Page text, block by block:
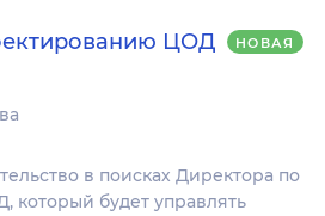
ЦОД НОВАЯ
в поисках Директора по
который будет управлять